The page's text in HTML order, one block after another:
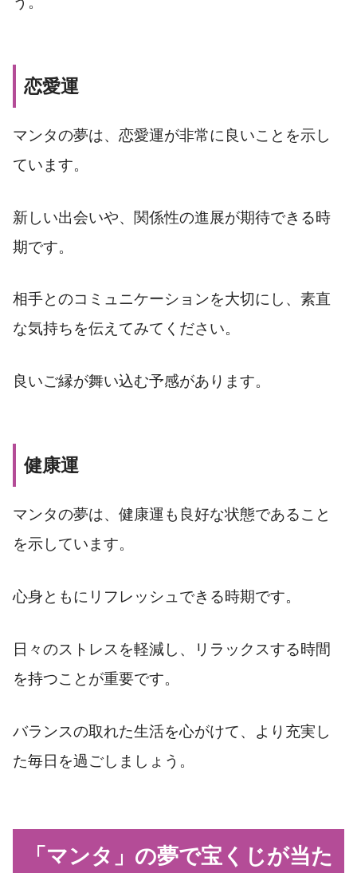
恋愛運
マンタの夢は、恋愛運が非常に良いことを示し
ています。
新しい出会いや、関係性の進展が期待できる時
期です。
相手とのコミュニケーションを大切にし、素直
な気持ちを伝えてみてください。
良いご縁が舞い込む予感があります。
健康運
マンタの夢は、健康運も良好な状態であること
を示しています。
心身ともにリフレッシュできる時期です。
日々のストレスを軽減し、リラックスする時間
を持つことが重要です。
バランスの取れた生活を心がけて、より充実し
た毎日を過ごしましょう。
「マンタ」の夢で宝くじが当た